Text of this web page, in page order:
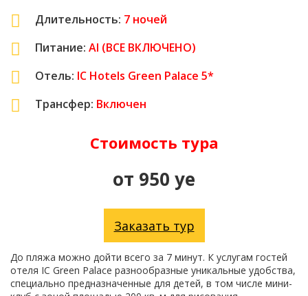
Длительность: 7 ночей
Питание: AI (ВСЕ ВКЛЮЧЕНО)
Отель: IC Hotels Green Palace 5*
Трансфер: Включен
Стоимость тура
от 950 уе
Заказать тур
До пляжа можно дойти всего за 7 минут. К услугам гостей
отеля IC Green Palace разнообразные уникальные удобства,
специально предназначенные для детей, в том числе мини-